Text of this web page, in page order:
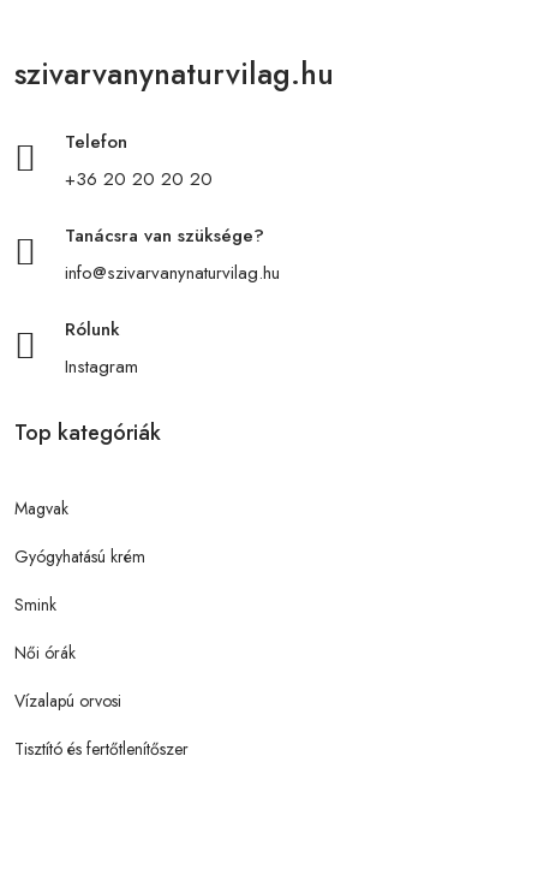
szivarvanynaturvilag.hu
Telefon
+36 20 20 20 20
Tanácsra van szüksége?
info@szivarvanynaturvilag.hu
Rólunk
Instagram
Top kategóriák
Magvak
Gyógyhatású krém
Smink
Női órák
Vízalapú orvosi
Tisztító és fertőtlenítőszer